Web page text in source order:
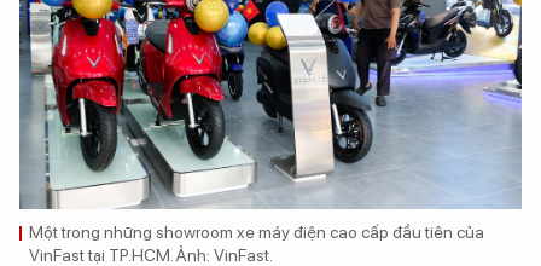
Một trong những showroom xe máy điện cao cấp đầu tiên của
VinFast tại TP.HCM. Ảnh: VinFast.